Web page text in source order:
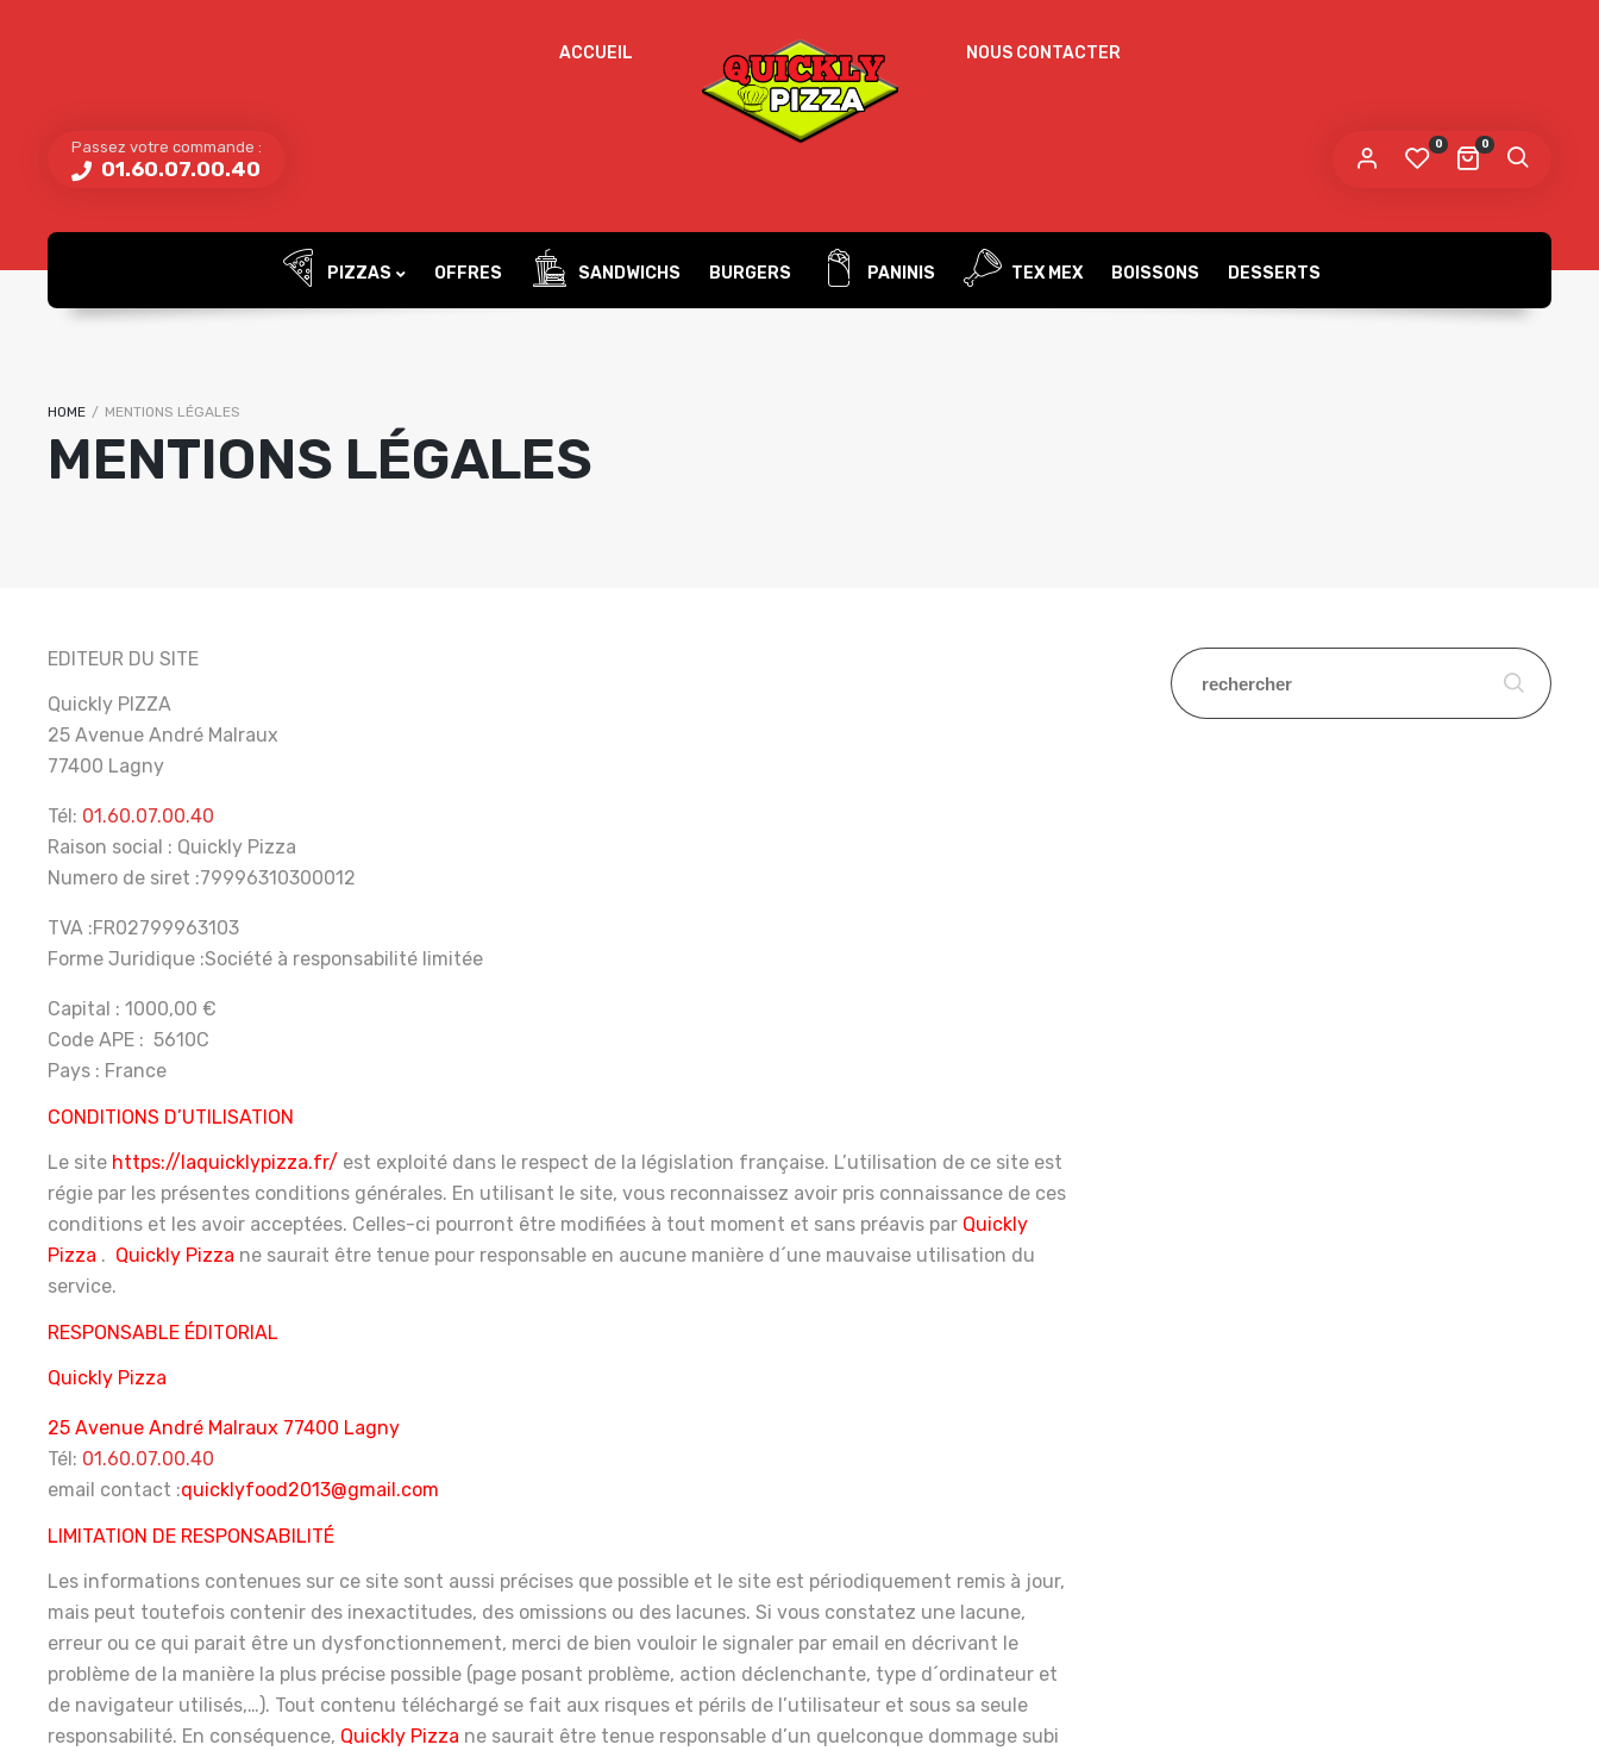
NOUS CONTACTER
ACCUEIL
Passez votre commande :
01.60.07.00.40
0
0
IDENTIFICATION
Vos données personnelles seront utilisées pour vous
PIZZAS OFFRES SANDWICHS BURGERS PANINIS TEX MEX BOISSONS DESSERTS
HOME / MENTIONS LÉGALES
MENTIONS LÉGALES
EDITEUR DU SITE
Quickly PIZZA
25 Avenue André Malraux
77400 Lagny
Tél: 01.60.07.00.40
Raison social : Quickly Pizza
Numero de siret :79996310300012
TVA :FR02799963103
Forme Juridique :Société à responsabilité limitée
Capital : 1000,00 €
Code APE : 5610C
Pays : France
CONDITIONS D’UTILISATION
Le site https://laquicklypizza.fr/ est exploité dans le respect de la législation française. L’utilisation de ce site est
régie par les présentes conditions générales. En utilisant le site, vous reconnaissez avoir pris connaissance de ces
conditions et les avoir acceptées. Celles-ci pourront être modifiées à tout moment et sans préavis par Quickly
Pizza . Quickly Pizza ne saurait être tenue pour responsable en aucune manière d´une mauvaise utilisation du
service.
RESPONSABLE ÉDITORIAL
Quickly Pizza
25 Avenue André Malraux 77400 Lagny
Tél: 01.60.07.00.40
email contact :quicklyfood2013@gmail.com
LIMITATION DE RESPONSABILITÉ
Les informations contenues sur ce site sont aussi précises que possible et le site est périodiquement remis à jour,
mais peut toutefois contenir des inexactitudes, des omissions ou des lacunes. Si vous constatez une lacune,
erreur ou ce qui parait être un dysfonctionnement, merci de bien vouloir le signaler par email en décrivant le
problème de la manière la plus précise possible (page posant problème, action déclenchante, type d´ordinateur et
de navigateur utilisés,…). Tout contenu téléchargé se fait aux risques et périls de l’utilisateur et sous sa seule
responsabilité. En conséquence, Quickly Pizza ne saurait être tenue responsable d’un quelconque dommage subi